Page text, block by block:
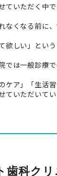
ていただく中
なくなる前に
しい」という
では一般診療
ケア」「生活
いただいてい
歯科ク